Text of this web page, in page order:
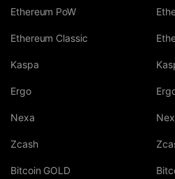
Ethereum PoW
Ethereum Classic
Kaspa
Ergo
Nexa
Zcash
Bitcoin GOLD